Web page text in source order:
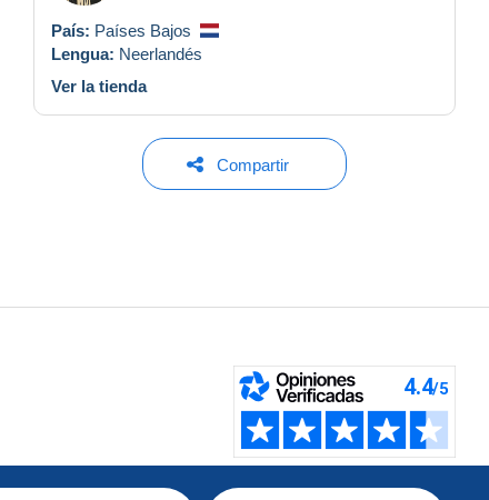
País: Países Bajos
Lengua: Neerlandés
Ver la tienda
Compartir